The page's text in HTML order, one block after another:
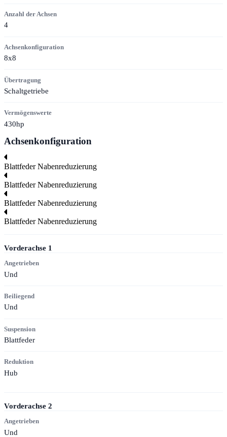
Anzahl der Achsen
4
Achsenkonfiguration
8x8
Übertragung
Schaltgetriebe
Vermögenswerte
430hp
Achsenkonfiguration
Blattfeder Nabenreduzierung
Blattfeder Nabenreduzierung
Blattfeder Nabenreduzierung
Blattfeder Nabenreduzierung
Vorderachse 1
Angetrieben
Und
Beiliegend
Und
Suspension
Blattfeder
Reduktion
Hub
Vorderachse 2
Angetrieben
Und